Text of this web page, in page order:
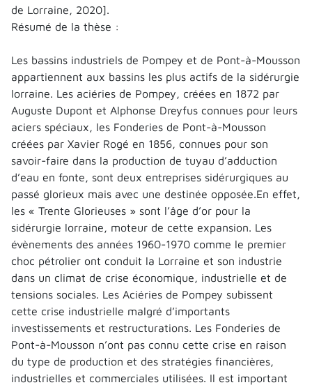
de Lorraine, 2020].
Résumé de la thèse :
Les bassins industriels de Pompey et de Pont-à-Mousson
appartiennent aux bassins les plus actifs de la sidérurgie
lorraine. Les aciéries de Pompey, créées en 1872 par
Auguste Dupont et Alphonse Dreyfus connues pour leurs
aciers spéciaux, les Fonderies de Pont-à-Mousson
créées par Xavier Rogé en 1856, connues pour son
savoir-faire dans la production de tuyau d’adduction
d’eau en fonte, sont deux entreprises sidérurgiques au
passé glorieux mais avec une destinée opposée.En effet,
les « Trente Glorieuses » sont l’âge d’or pour la
sidérurgie lorraine, moteur de cette expansion. Les
évènements des années 1960-1970 comme le premier
choc pétrolier ont conduit la Lorraine et son industrie
dans un climat de crise économique, industrielle et de
tensions sociales. Les Aciéries de Pompey subissent
cette crise industrielle malgré d’importants
investissements et restructurations. Les Fonderies de
Pont-à-Mousson n’ont pas connu cette crise en raison
du type de production et des stratégies financières,
industrielles et commerciales utilisées. Il est important